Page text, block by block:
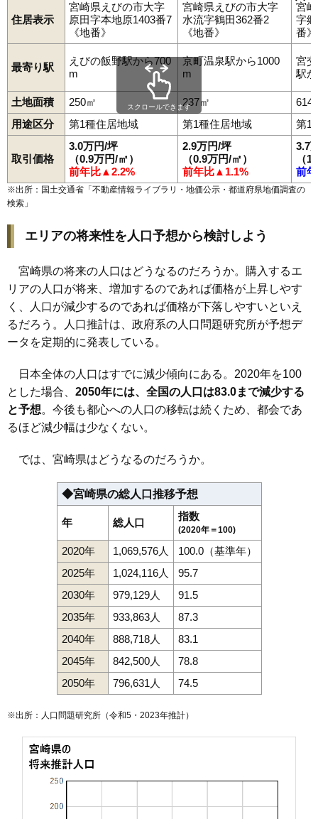
住居表示
宮崎県えびの市大字
原田字本地原1403番7
《地番》
宮崎県えびの市大字
水流字鶴田362番2
《地番》
宮
字
番》
最寄り駅
えびの飯野駅から700
m
京町温泉駅から1000
m
宮
駅
土地面積 250㎡ 237㎡
614
用途区分
第1種住居地域 第1種住居地域 第1
取引価格
3.0万円/坪
（0.9万円/㎡）
前年比▲2.2%
2.9万円/坪
（0.9万円/㎡）
前年比▲1.1%
3.7
（
前
スクロールできます
※出所：国土交通省「不動産情報ライブラリ・地価公示・都道府県地価調査の
検索 」
エリアの将来性を人口予想から検討しよう
宮崎県の将来の人口はどうなるのだろうか。購入するエ
リアの人口が将来、増加するのであれば価格が上昇しやす
く、人口が減少するのであれば価格が下落しやすいといえ
るだろう。人口推計は、政府系の人口問題研究所が予想デ
ータを定期的に発表している。
日本全体の人口はすでに減少傾向にある。2020年を100
とした場合、 2050年には、全国の人口は83.0まで減少する
と予想。今後も都心への人口の移転は続くため、都会であ
るほど減少幅は少なくない。
では、宮崎県はどうなるのだろうか。
◆宮崎県の総人口推移予想
年 総人口
指数
(2020年＝100)
2020年 1,069,576人
100.0（基準年）
2025年
1,024,116人
95.7
2030年
979,129人
91.5
2035年
933,863人
87.3
2040年
888,718人
83.1
2045年
842,500人
78.8
2050年
796,631人 74.5
※出所：人口問題研究所（令和5・2023年推計）
えびの市
三股町高原町国富町綾町 高鍋町新富町西米良村
木城町
川南町都農町門川町美郷町 高千穂町日之影町